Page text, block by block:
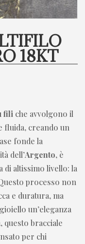
18KT
fili che avvolgono il
fluida, creando un
fonde la
dell’Argento, è
di altissimo livello: la
processo non
e duratura, ma
un’eleganza
questo bracciale
per chi